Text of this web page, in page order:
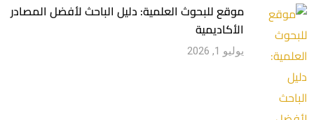
موقع للبحوث العلمية: دليل الباحث لأفضل المصادر
الأكاديمية
يوليو 1, 2026